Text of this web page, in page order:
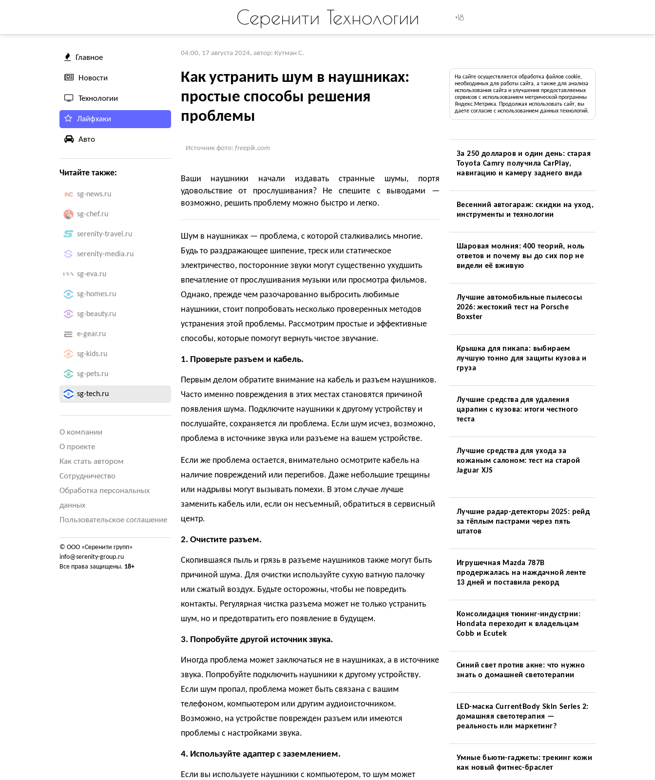
Серенити Технологии +18
Главное
Новости
Технологии
Лайфхаки
Авто
Читайте также:
sg-news.ru
sg-chef.ru
serenity-travel.ru
serenity-media.ru
sg-eva.ru
sg-homes.ru
sg-beauty.ru
e-gear.ru
sg-kids.ru
sg-pets.ru
sg-tech.ru
О компании
О проекте
Как стать автором
Сотрудничество
Обработка персональных
данных
Пользовательское соглашение
© ООО «Серенити групп»
info@serenity-group.ru
Все права защищены. 18+
04:00, 17 августа 2024, автор: Кутман С.
Как устранить шум в наушниках:
простые способы решения
проблемы
Источник фото: freepik.com
Ваши наушники начали издавать странные шумы, портя
удовольствие от прослушивания? Не спешите с выводами —
возможно, решить проблему можно быстро и легко.
Шум в наушниках — проблема, с которой сталкивались многие.
Будь то раздражающее шипение, треск или статическое
электричество, посторонние звуки могут существенно ухудшить
впечатление от прослушивания музыки или просмотра фильмов.
Однако, прежде чем разочарованно выбросить любимые
наушники, стоит попробовать несколько проверенных методов
устранения этой проблемы. Рассмотрим простые и эффективные
способы, которые помогут вернуть чистое звучание.
1. Проверьте разъем и кабель.
Первым делом обратите внимание на кабель и разъем наушников.
Часто именно повреждения в этих местах становятся причиной
появления шума. Подключите наушники к другому устройству и
послушайте, сохраняется ли проблема. Если шум исчез, возможно,
проблема в источнике звука или разъеме на вашем устройстве.
Если же проблема остается, внимательно осмотрите кабель на
наличие повреждений или перегибов. Даже небольшие трещины
или надрывы могут вызывать помехи. В этом случае лучше
заменить кабель или, если он несъемный, обратиться в сервисный
центр.
2. Очистите разъем.
Скопившаяся пыль и грязь в разъеме наушников также могут быть
причиной шума. Для очистки используйте сухую ватную палочку
или сжатый воздух. Будьте осторожны, чтобы не повредить
контакты. Регулярная чистка разъема может не только устранить
шум, но и предотвратить его появление в будущем.
3. Попробуйте другой источник звука.
Иногда проблема может заключаться не в наушниках, а в источнике
звука. Попробуйте подключить наушники к другому устройству.
Если шум пропал, проблема может быть связана с вашим
телефоном, компьютером или другим аудиоисточником.
Возможно, на устройстве поврежден разъем или имеются
проблемы с настройками звука.
4. Используйте адаптер с заземлением.
Если вы используете наушники с компьютером, то шум может
На сайте осуществляется обработка файлов cookie,
необходимых для работы сайта, а также для анализа
использования сайта и улучшения предоставляемых
сервисов с использованием метрической программы
Яндекс.Метрика. Продолжая использовать сайт, вы
даете согласие с использованием данных технологий.
За 250 долларов и один день: старая
Toyota Camry получила CarPlay,
навигацию и камеру заднего вида
Весенний автогараж: скидки на уход,
инструменты и технологии
Шаровая молния: 400 теорий, ноль
ответов и почему вы до сих пор не
видели её вживую
Лучшие автомобильные пылесосы
2026: жестокий тест на Porsche
Boxster
Крышка для пикапа: выбираем
лучшую тонно для защиты кузова и
груза
Лучшие средства для удаления
царапин с кузова: итоги честного
теста
Лучшие средства для ухода за
кожаным салоном: тест на старой
Jaguar XJS
Лучшие радар-детекторы 2025: рейд
за тёплым пастрами через пять
штатов
Игрушечная Mazda 787B
продержалась на наждачной ленте
13 дней и поставила рекорд
Консолидация тюнинг-индустрии:
Hondata переходит к владельцам
Cobb и Ecutek
Синий свет против акне: что нужно
знать о домашней светотерапии
LED-маска CurrentBody Skin Series 2:
домашняя светотерапия —
реальность или маркетинг?
Умные бьюти-гаджеты: трекинг кожи
как новый фитнес-браслет